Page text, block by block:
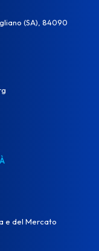
(SA), 84090
e del Mercato